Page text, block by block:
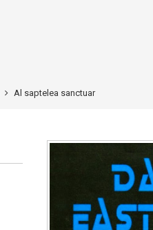
Al saptelea sanctuar